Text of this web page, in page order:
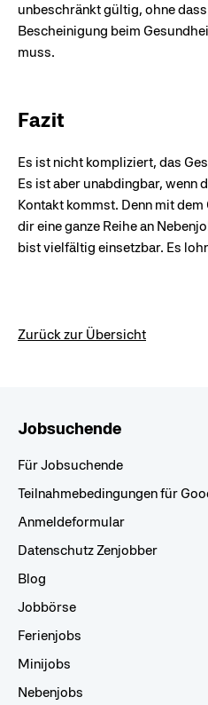
unbeschränkt gültig, ohne
Bescheinigung beim
muss.
Fazit
Es ist nicht kompliziert, das
Es ist aber unabdingbar, wenn
Kontakt kommst. Denn mit
dir eine ganze Reihe an
bist vielfältig einsetzbar. Es
Zurück zur Übersicht
Jobsuchende
Für Jobsuchende
Teilnahmebedingungen für
Anmeldeformular
Datenschutz Zenjobber
Blog
Jobbörse
Ferienjobs
Minijobs
Nebenjobs